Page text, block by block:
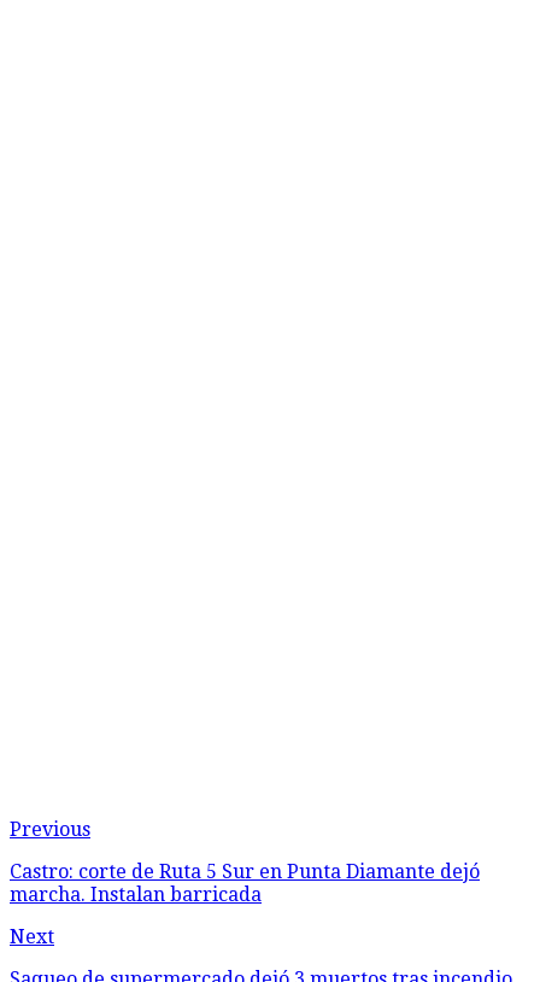
Previous
Castro: corte de Ruta 5 Sur en Punta Diamante dejó
marcha. Instalan barricada
Next